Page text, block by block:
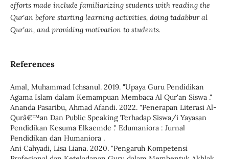
efforts made include familiarizing students with reading the
Qur'an before starting learning activities, doing tadabbur al
Qur'an, and providing motivation to students.
References
Amal, Muhammad Ichsanul. 2019. "Upaya Guru Pendidikan
Agama Islam dalam Kemampuan Membaca Al Qur'an Siswa ."
Ananda Pasaribu, Ahmad Afandi. 2022. "Penerapan Literasi Al-
Qurâ€™an Dan Public Speaking Terhadap Siswa/i Yayasan
Pendidikan Kesuma Elkaemde ." Edumaniora : Jurnal
Pendidikan dan Humaniora .
Ani Cahyadi, Lisa Liana. 2020. "Pengaruh Kompetensi